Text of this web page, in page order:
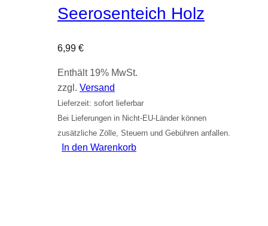
Seerosenteich Holz
6,99 €
Enthält 19% MwSt.
zzgl. Versand
Lieferzeit: sofort lieferbar
Bei Lieferungen in Nicht-EU-Länder können
zusätzliche Zölle, Steuern und Gebühren anfallen.
In den Warenkorb